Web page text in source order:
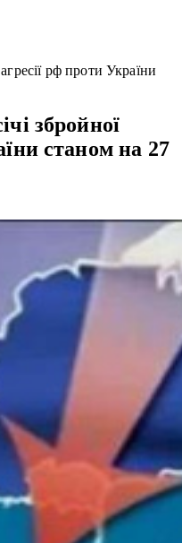
рф проти України
збройної
станом на 27